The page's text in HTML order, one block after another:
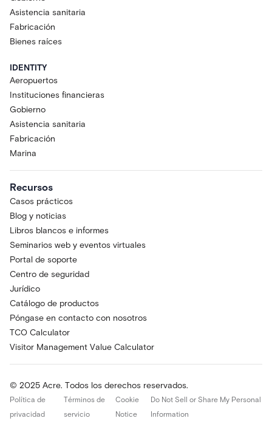
Asistencia sanitaria
Fabricación
Bienes raíces
IDENTITY
Aeropuertos
Instituciones financieras
Gobierno
Asistencia sanitaria
Fabricación
Marina
Recursos
Casos prácticos
Blog y noticias
Libros blancos e informes
Seminarios web y eventos virtuales
Portal de soporte
Centro de seguridad
Jurídico
Catálogo de productos
Póngase en contacto con nosotros
TCO Calculator
Visitor Management Value Calculator
© 2025 Acre. Todos los derechos reservados.
Política de
privacidad
Términos de
servicio
Cookie
Notice
Do Not Sell or Share My Personal
Information